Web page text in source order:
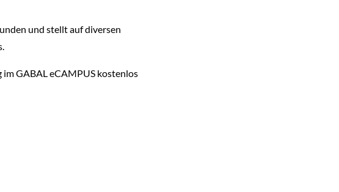
und stellt auf diversen
im GABAL eCAMPUS kostenlos